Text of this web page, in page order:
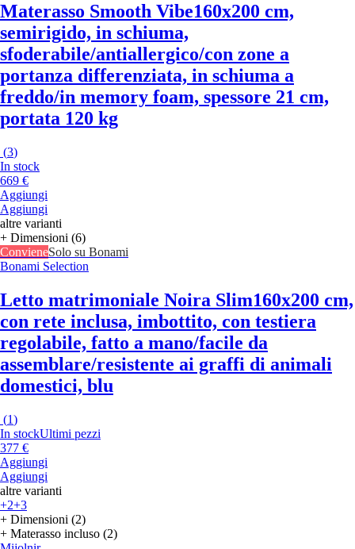
Materasso Smooth Vibe160x200 cm,
semirigido, in schiuma,
sfoderabile/antiallergico/con zone a
portanza differenziata, in schiuma a
freddo/in memory foam, spessore 21 cm,
portata 120 kg
(3)
In stock
669 €
Aggiungi
Aggiungi
altre varianti
+ Dimensioni (6)
ConvieneSolo su Bonami
Bonami Selection
Letto matrimoniale Noira Slim160x200 cm,
con rete inclusa, imbottito, con testiera
regolabile, fatto a mano/facile da
assemblare/resistente ai graffi di animali
domestici, blu
(1)
In stockUltimi pezzi
377 €
Aggiungi
Aggiungi
altre varianti
+2+3
+ Dimensioni (2)
+ Materasso incluso (2)